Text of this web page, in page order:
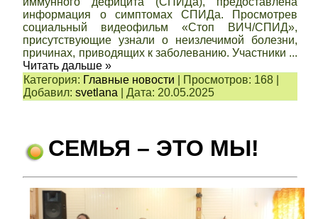
информация о симптомах СПИДа. Просмотрев
социальный видеофильм «Стоп ВИЧ/СПИД»,
присутствующие узнали о неизлечимой болезни,
причинах, приводящих к заболеванию. Участники ...
Читать дальше »
Категория: Главные новости Просмотров: 168
Добавил: svetlana |Дата: 20.05.2025
СЕМЬЯ – ЭТО МЫ!